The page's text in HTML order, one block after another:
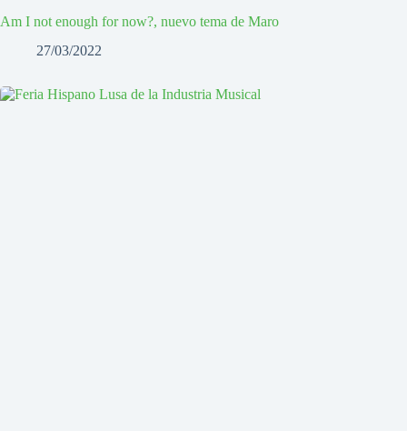
Am I not enough for now?, nuevo tema de Maro
27/03/2022